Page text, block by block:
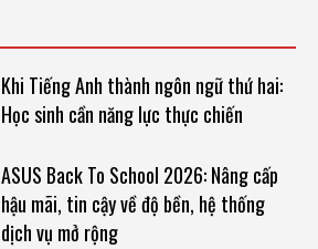
Khi Tiếng Anh thành ngôn ngữ thứ hai:
Học sinh cần năng lực thực chiến
ASUS Back To School 2026: Nâng cấp
hậu mãi, tin cậy về độ bền, hệ thống
dịch vụ mở rộng